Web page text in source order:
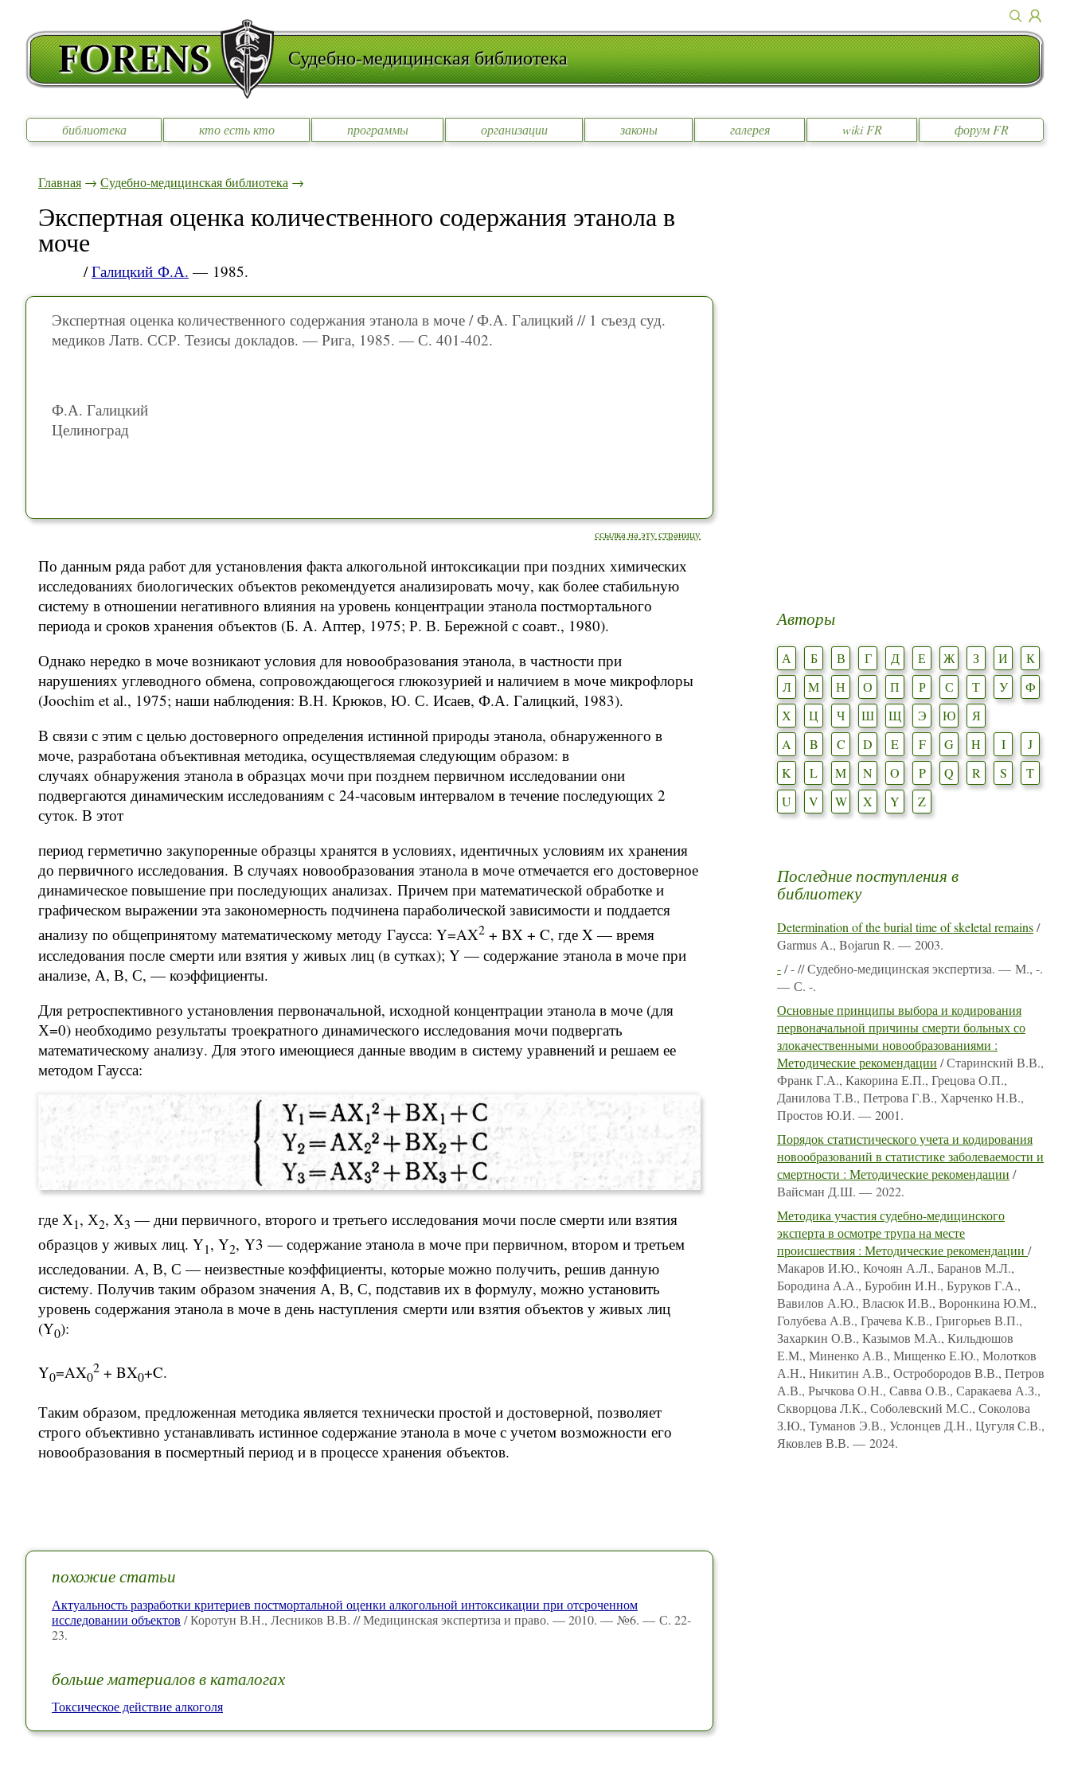
Судебно-медицинская библиотека
библиотека кто есть кто программы организации законы галерея wiki FR форум FR
Главная → Судебно-медицинская библиотека →
Экспертная оценка количественного содержания этанола в
моче
/Галицкий Ф.А. — 1985.
Экспертная оценка количественного содержания этанола в моче / Ф.А. Галицкий // 1 съезд суд.
медиков Латв. ССР. Тезисы докладов. — Рига, 1985. — С. 401-402.
Ф.А. Галицкий
Целиноград
ссылка на эту страницу
По данным ряда работ для установления факта алкогольной интоксикации при поздних химических
исследованиях биологических объектов рекомендуется анализировать мочу, как более стабильную
систему в отношении негативного влияния на уровень концентрации этанола постмортального
периода и сроков хранения объектов (Б. А. Аптер, 1975; Р. В. Бережной с соавт., 1980).
Однако нередко в моче возникают условия для новообразования этанола, в частности при
нарушениях углеводного обмена, сопровождающегося глюкозурией и наличием в моче микрофлоры
(Joochim et al., 1975; наши наблюдения: В.Н. Крюков, Ю. С. Исаев, Ф.А. Галицкий, 1983).
В связи с этим с целью достоверного определения истинной природы этанола, обнаруженного в
моче, разработана объективная методика, осуществляемая следующим образом: в
случаях обнаружения этанола в образцах мочи при позднем первичном исследовании они
подвергаются динамическим исследованиям с 24-часовым интервалом в течение последующих 2
суток. В этот
период герметично закупоренные образцы хранятся в условиях, идентичных условиям их хранения
до первичного исследования. В случаях новообразования этанола в моче отмечается его достоверное
динамическое повышение при последующих анализах. Причем при математической обработке и
графическом выражении эта закономерность подчинена параболической зависимости и поддается
анализу по общепринятому математическому методу Гаусса: Y=AX2 + BX + C, где X — время
исследования после смерти или взятия у живых лиц (в сутках); Y — содержание этанола в моче при
анализе, А, В, С, — коэффициенты.
Для ретроспективного установления первоначальной, исходной концентрации этанола в моче (для
Х=0) необходимо результаты троекратного динамического исследования мочи подвергать
математическому анализу. Для этого имеющиеся данные вводим в систему уравнений и решаем ее
методом Гаусса:
где Х1, Х2, Х3 — дни первичного, второго и третьего исследования мочи после смерти или взятия
образцов у живых лиц. Y1, Y2, Y3 — содержание этанола в моче при первичном, втором и третьем
исследовании. А, В, С — неизвестные коэффициенты, которые можно получить, решив данную
систему. Получив таким образом значения А, В, С, подставив их в формулу, можно установить
уровень содержания этанола в моче в день наступления смерти или взятия объектов у живых лиц
(Y0):
Y0=AX0
2 + BX0+C.
Таким образом, предложенная методика является технически простой и достоверной, позволяет
строго объективно устанавливать истинное содержание этанола в моче с учетом возможности его
новообразования в посмертный период и в процессе хранения объектов.
похожие статьи
Актуальность разработки критериев постмортальной оценки алкогольной интоксикации при отсроченном
исследовании объектов / Коротун В.Н., Лесников В.В. // Медицинская экспертиза и право. — 2010. — №6. — С. 22-
23.
больше материалов в каталогах
Токсическое действие алкоголя
Авторы
А Б В Г Д Е Ж З И
К
Л
М Н О П Р С Т У
Ф
Х
Ц Ч Ш Щ Э Ю
Я
A
B C D E F G H I
J
K
L M N O P Q R S
T
U
V W X Y Z
Последние поступления в
библиотеку
Determination of the burial time of skeletal remains/
Garmus A., Bojarun R. — 2003.
-/ - // Судебно-медицинская экспертиза. — М., -.
— С. -.
Основные принципы выбора и кодирования
первоначальной причины смерти больных со
злокачественными новообразованиями :
Методические рекомендации / Старинский В.В.,
Франк Г.А., Какорина Е.П., Грецова О.П.,
Данилова Т.В., Петрова Г.В., Харченко Н.В.,
Простов Ю.И. — 2001.
Порядок статистического учета и кодирования
новообразований в статистике заболеваемости и
смертности : Методические рекомендации /
Вайсман Д.Ш. — 2022.
Методика участия судебно-медицинского
эксперта в осмотре трупа на месте
происшествия : Методические рекомендации /
Макаров И.Ю., Кочоян А.Л., Баранов М.Л.,
Бородина А.А., Буробин И.Н., Буруков Г.А.,
Вавилов А.Ю., Власюк И.В., Воронкина Ю.М.,
Голубева А.В., Грачева К.В., Григорьев В.П.,
Захаркин О.В., Казымов М.А., Кильдюшов
Е.М., Миненко А.В., Мищенко Е.Ю., Молотков
А.Н., Никитин А.В., Остробородов В.В., Петров
А.В., Рычкова О.Н., Савва О.В., Саракаева А.З.,
Скворцова Л.К., Соболевский М.С., Соколова
З.Ю., Туманов Э.В., Услонцев Д.Н., Цугуля С.В.,
Яковлев В.В. — 2024.